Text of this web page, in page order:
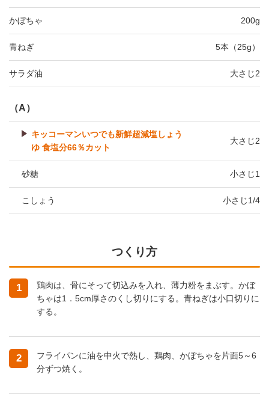
かぼちゃ 200g
青ねぎ 5本（25g）
サラダ油 大さじ2
（A）
キッコーマンいつでも新鮮超減塩しょう
ゆ 食塩分66％カット
大さじ2
砂糖 小さじ1
こしょう 小さじ1/4
つくり方
1
鶏肉は、骨にそって切込みを入れ、薄力粉をまぶす。かぼ
ちゃは1．5cm厚さのくし切りにする。青ねぎは小口切りに
する。
2
フライパンに油を中火で熱し、鶏肉、かぼちゃを片面5～6
分ずつ焼く。